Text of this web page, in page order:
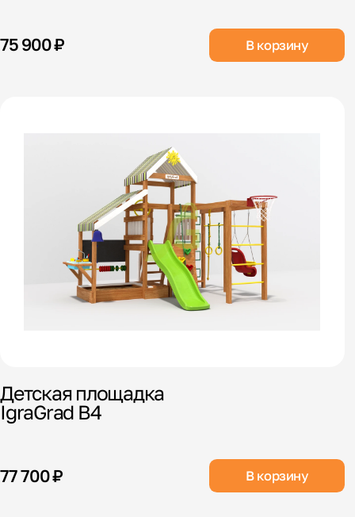
75 900 ₽ В корзину
Детская площадка
IgraGrad В4
77 700 ₽ В корзину